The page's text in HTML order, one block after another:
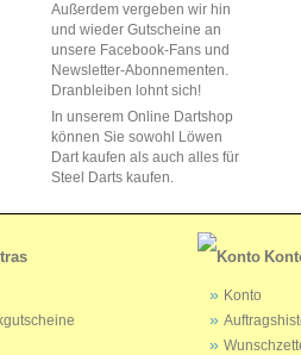
Außerdem vergeben wir hin
und wieder Gutscheine an
unsere Facebook-Fans und
Newsletter-Abonnementen.
Dranbleiben lohnt sich!
In unserem Online Dartshop
können Sie sowohl Löwen
Dart kaufen als auch alles für
Steel Darts kaufen.
Konto